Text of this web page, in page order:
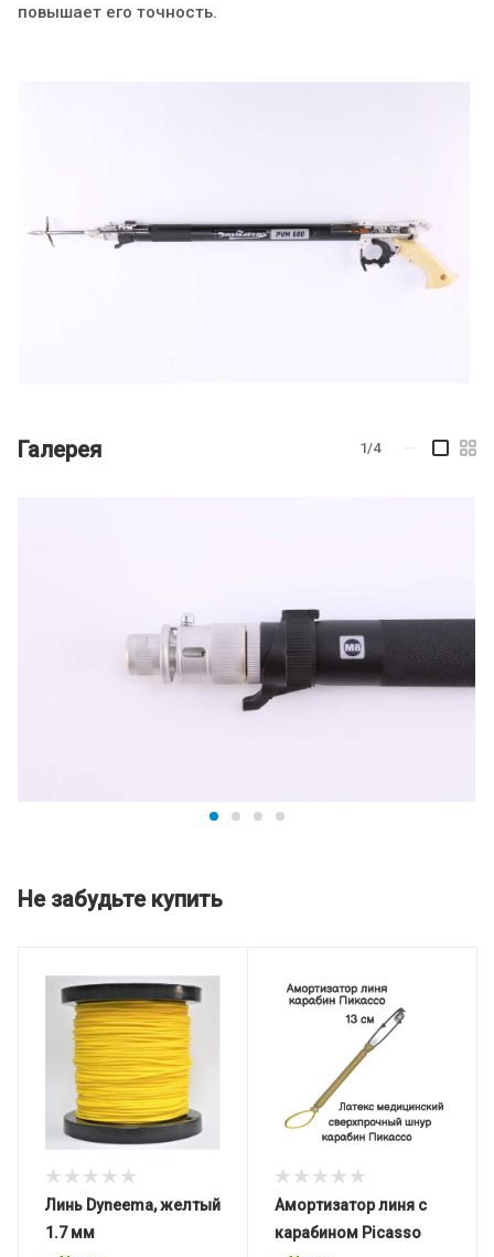
повышает его точность.
Галерея 1/4
Не забудьте купить
Линь Dyneema, желтый
1.7 мм
Амортизатор линя с
карабином Picasso